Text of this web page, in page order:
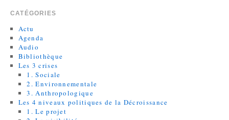
CATÉGORIES
Actu
Agenda
Audio
Bibliothèque
Les 3 crises
1. Sociale
2. Environnementale
3. Anthropologique
Les 4 niveaux politiques de la Décroissance
1. Le projet